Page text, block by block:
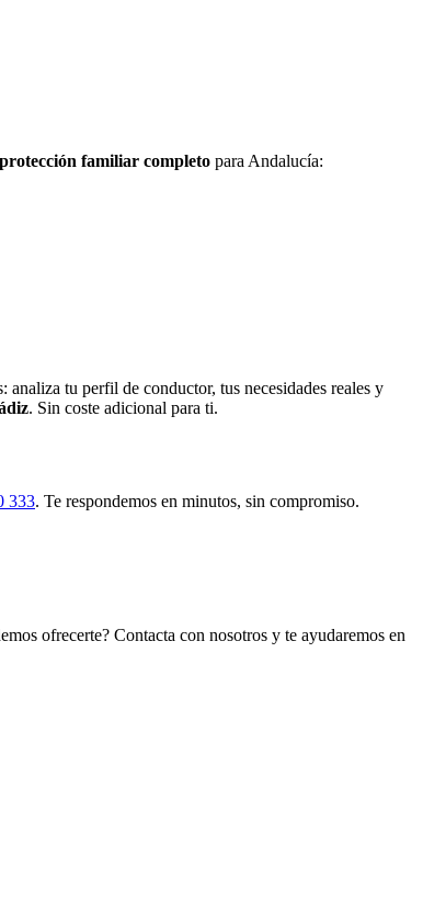
familiar completo para Andalucía:
analiza tu perfil de conductor, tus necesidades reales y
. Sin coste adicional para ti.
333. Te respondemos en minutos, sin compromiso.
ofrecerte? Contacta con nosotros y te ayudaremos en